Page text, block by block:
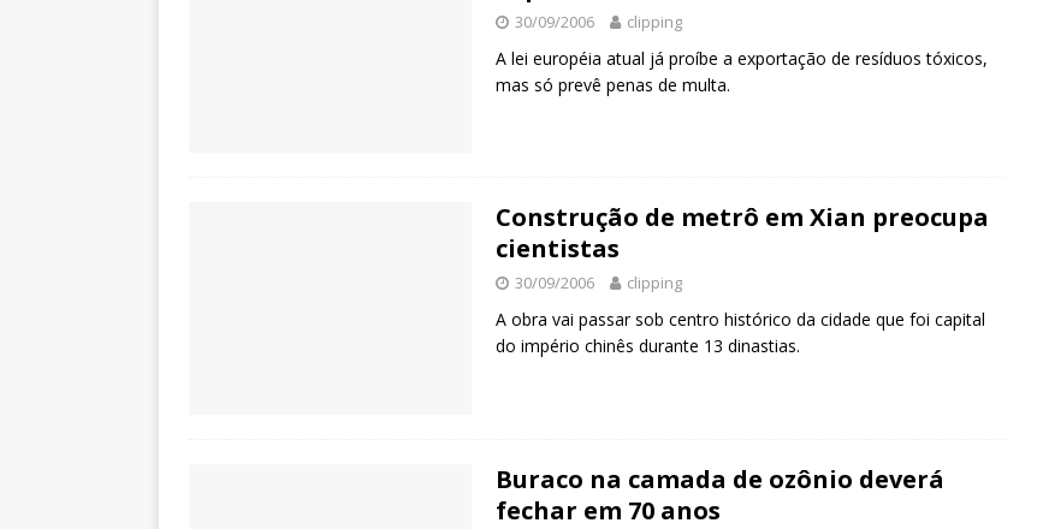
30/09/2006 clipping
A lei européia atual já proíbe a exportação de resíduos tóxicos,
mas só prevê penas de multa.
Construção de metrô em Xian preocupa
cientistas
30/09/2006 clipping
A obra vai passar sob centro histórico da cidade que foi capital
do império chinês durante 13 dinastias.
Buraco na camada de ozônio deverá
fechar em 70 anos